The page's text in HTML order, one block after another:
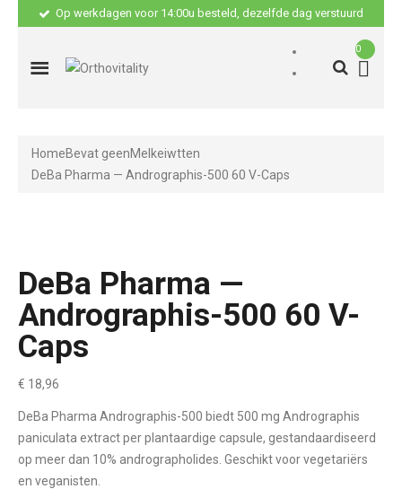
Op werkdagen voor 14:00u besteld, dezelfde dag verstuurd
0
HomeBevat geenMelkeiwtten
DeBa Pharma — Andrographis-500 60 V-Caps
DeBa Pharma —
Andrographis-500 60 V-
Caps
€ 18,96
DeBa Pharma Andrographis-500 biedt 500 mg Andrographis
paniculata extract per plantaardige capsule, gestandaardiseerd
op meer dan 10% andrographolides. Geschikt voor vegetariërs
en veganisten.